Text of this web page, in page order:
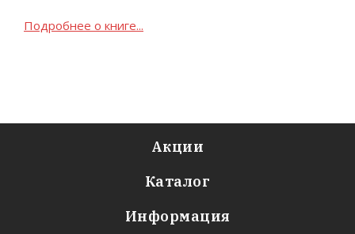
Подробнее о книге...
Акции
Каталог
Информация